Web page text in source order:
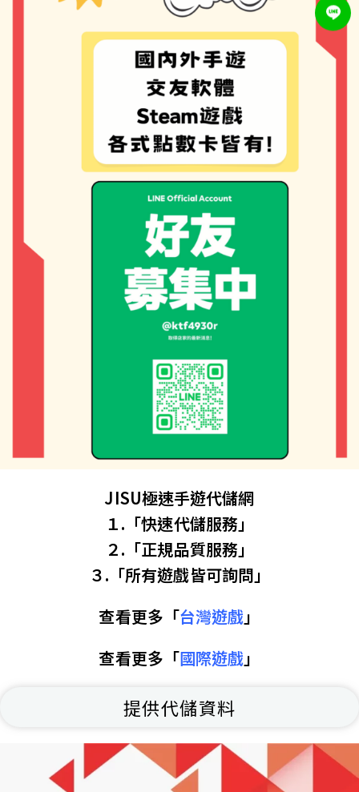
JISU極速手遊代儲網
１.「快速代儲服務」
２.「正規品質服務」
３.「所有遊戲皆可詢問」
查看更多「台灣遊戲」
查看更多「國際遊戲」
提供代儲資料